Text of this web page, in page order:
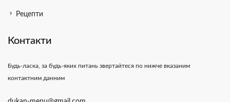
chevron_right Рецепти
Контакти
Будь-ласка, за будь-яких питань звертайтеся по нижче вказаним
контактним данним